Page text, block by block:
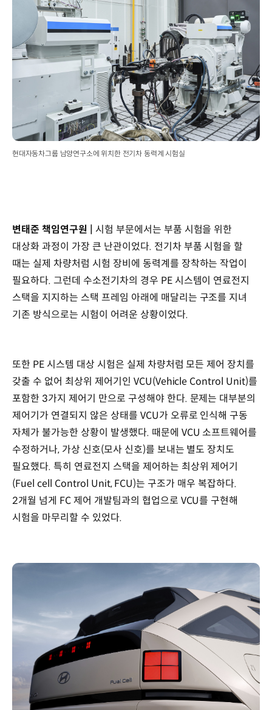
현대자동차그룹 남양연구소에 위치한 전기차 동력계 시험실
변태준 책임연구원 | 시험 부문에서는 부품 시험을 위한
대상화 과정이 가장 큰 난관이었다. 전기차 부품 시험을 할
때는 실제 차량처럼 시험 장비에 동력계를 장착하는 작업이
필요하다. 그런데 수소전기차의 경우 PE 시스템이 연료전지
스택을 지지하는 스택 프레임 아래에 매달리는 구조를 지녀
기존 방식으로는 시험이 어려운 상황이었다.
또한 PE 시스템 대상 시험은 실제 차량처럼 모든 제어 장치를
갖출 수 없어 최상위 제어기인 VCU(Vehicle Control Unit)를
포함한 3가지 제어기 만으로 구성해야 한다. 문제는 대부분의
제어기가 연결되지 않은 상태를 VCU가 오류로 인식해 구동
자체가 불가능한 상황이 발생했다. 때문에 VCU 소프트웨어를
수정하거나, 가상 신호(모사 신호)를 보내는 별도 장치도
필요했다. 특히 연료전지 스택을 제어하는 최상위 제어기
(Fuel cell Control Unit, FCU)는 구조가 매우 복잡하다.
2개월 넘게 FC 제어 개발팀과의 협업으로 VCU를 구현해
시험을 마무리할 수 있었다.